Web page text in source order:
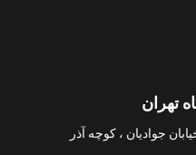
تهران
جوادیان ، کوچه آذر